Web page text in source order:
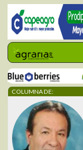
COLUMNA DE: